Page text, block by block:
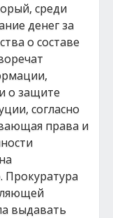
среди
денег за
о составе
о защите
согласно
права и
Прокуратура
выдавать